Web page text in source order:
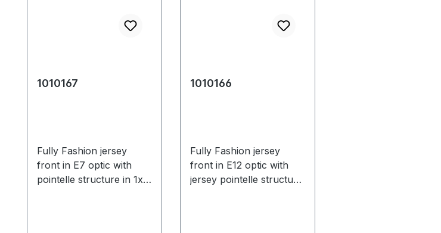
1010167
Fully Fashion jersey
front in E7 optic with
pointelle structure in 1x1
1010166
Fully Fashion jersey
front in E12 optic with
jersey pointelle structure